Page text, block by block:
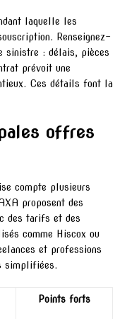
laquelle les
Renseignez-
sinistre : délais, pièces
prévoit une
Ces détails font la
offres
compte plusieurs
proposent des
des tarifs et des
comme Hiscox ou
et professions
simplifiées.
Points forts